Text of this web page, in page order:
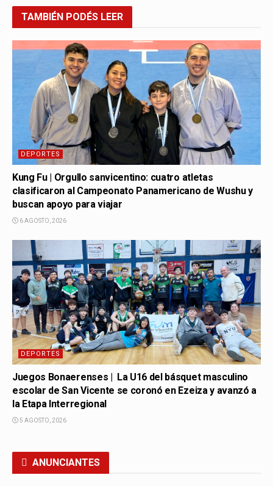
TAMBIÉN PODÉS LEER
DEPORTES
Kung Fu | Orgullo sanvicentino: cuatro atletas
clasificaron al Campeonato Panamericano de Wushu y
buscan apoyo para viajar
6 AGOSTO, 2026
DEPORTES
Juegos Bonaerenses | La U16 del básquet masculino
escolar de San Vicente se coronó en Ezeiza y avanzó a
la Etapa Interregional
5 AGOSTO, 2026
ANUNCIANTES